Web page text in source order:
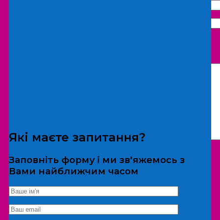
*Дані не передаються третім особам
Екскурсія/локація
Які маєте запитання?
Заповніть форму і ми зв'яжемось з
Вами найближчим часом